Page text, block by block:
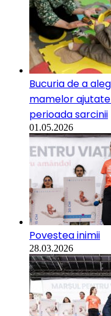
Bucuria de a
mamelor
perioada sarcinii
01.05.2026
Povestea inimii
28.03.2026